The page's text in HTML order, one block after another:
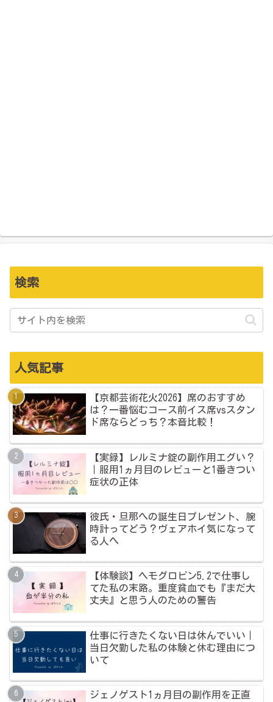
検索
人気記事
【京都芸術花火2026】席のおすすめ
は？一番悩むコース前イス席vsスタン
ド席ならどっち？本音比較！
【実録】レルミナ錠の副作用エグい？
｜服用1ヵ月目のレビューと1番きつい
症状の正体
彼氏・旦那への誕生日プレゼント、腕
時計ってどう？ヴェアホイ気になって
る人へ
【体験談】ヘモグロビン5.2で仕事し
てた私の末路。重度貧血でも『まだ大
丈夫』と思う人のための警告
仕事に行きたくない日は休んでいい｜
当日欠勤した私の体験と休む理由につ
いて
ジェノゲスト1ヵ月目の副作用を正直